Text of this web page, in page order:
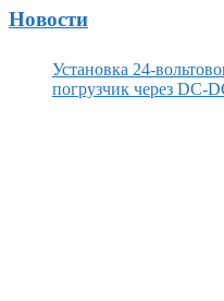
Новости
Установка 24-
погрузчик через DC-